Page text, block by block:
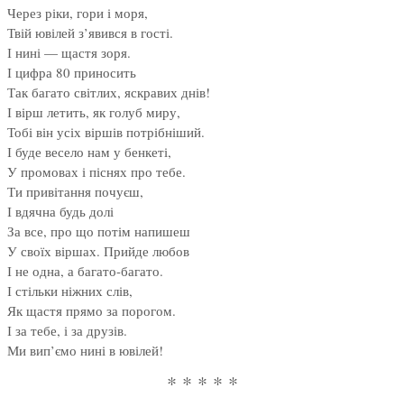
Через ріки, гори і моря,
Твій ювілей з’явився в гості.
І нині — щастя зоря.
І цифра 80 приносить
Так багато світлих, яскравих днів!
І вірш летить, як голуб миру,
Тобі він усіх віршів потрібніший.
І буде весело нам у бенкеті,
У промовах і піснях про тебе.
Ти привітання почуєш,
І вдячна будь долі
За все, про що потім напишеш
У своїх віршах. Прийде любов
І не одна, а багато-багато.
І стільки ніжних слів,
Як щастя прямо за порогом.
І за тебе, і за друзів.
Ми вип’ємо нині в ювілей!
* * * * *